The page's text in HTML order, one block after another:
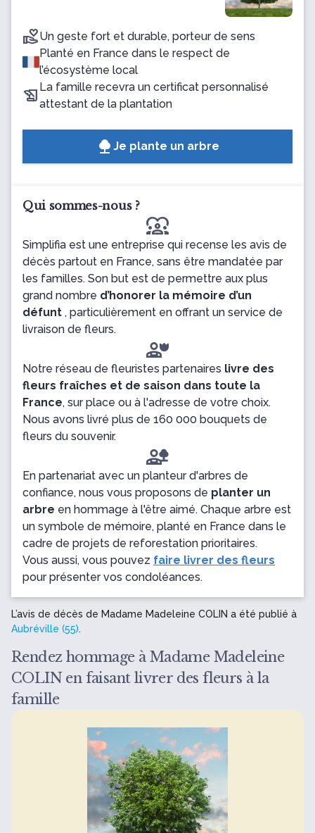
Un geste fort et durable, porteur de sens
Planté en France dans le respect de
l’écosystème local
La famille recevra un certificat personnalisé
attestant de la plantation
Je plante un arbre
Qui sommes-nous ?
diversity_1
Simplifia est une entreprise qui recense les avis de
décès partout en France, sans être mandatée par
les familles. Son but est de permettre aux plus
grand nombre d’honorer la mémoire d’un
défunt , particulièrement en offrant un service de
livraison de fleurs.
Notre réseau de fleuristes partenaires livre des
fleurs fraîches et de saison dans toute la
France, sur place ou à l'adresse de votre choix.
Nous avons livré plus de 160 000 bouquets de
fleurs du souvenir.
En partenariat avec un planteur d'arbres de
confiance, nous vous proposons de planter un
arbre en hommage à l'être aimé. Chaque arbre est
un symbole de mémoire, planté en France dans le
cadre de projets de reforestation prioritaires.
Vous aussi, vous pouvez faire livrer des fleurs
pour présenter vos condoléances.
L’avis de décès de Madame Madeleine COLIN a été publié à
Aubréville (55).
Rendez hommage à Madame Madeleine
COLIN en faisant livrer des fleurs à la
famille